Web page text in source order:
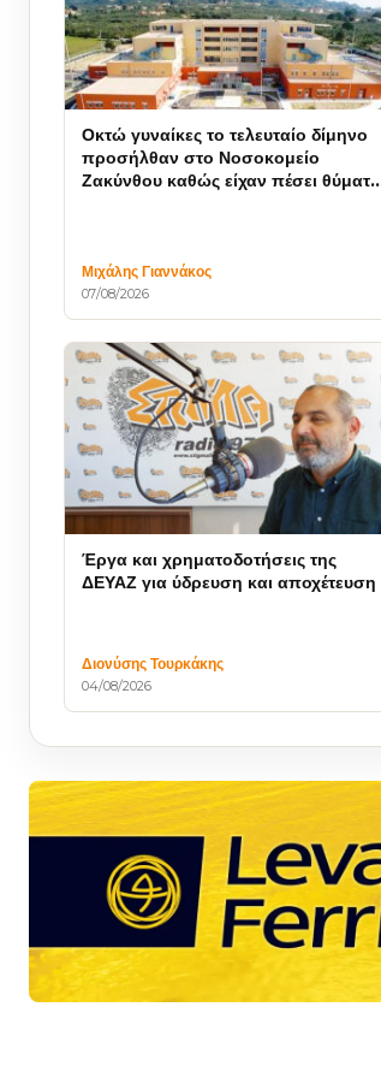
Οκτώ γυναίκες το τελευταίο δίμηνο
προσήλθαν στο Νοσοκομείο
Ζακύνθου καθώς είχαν πέσει θύματα
Μιχάλης Γιαννάκος
07/08/2026
Έργα και χρηματοδοτήσεις της
ΔΕΥΑΖ για ύδρευση και αποχέτευση
Διονύσης Τουρκάκης
04/08/2026